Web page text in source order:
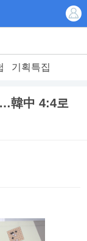
기획특집
韓中 4:4로